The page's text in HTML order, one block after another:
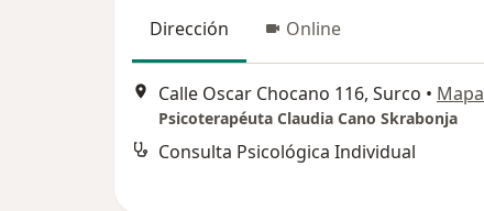
Dirección Online
Calle Oscar Chocano 116, Surco • Mapa
Psicoterapéuta Claudia Cano Skrabonja
Consulta Psicológica Individual